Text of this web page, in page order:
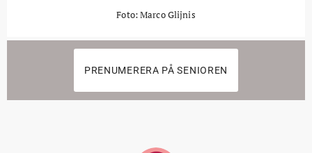
Foto: Marco Glijnis
PRENUMERERA PÅ SENIOREN